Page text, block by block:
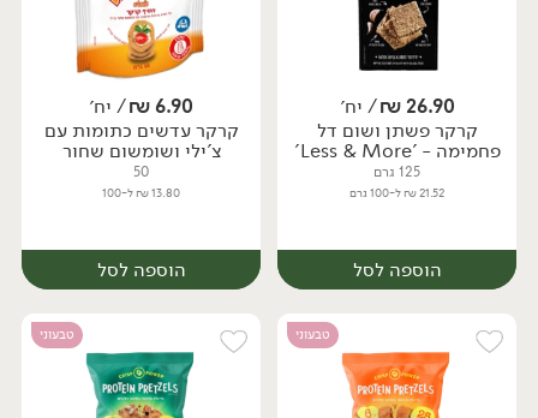
יח׳ יח׳
26.90
₪/ יח׳
קרקר פשתן ושום דל
פחמימה - 'Less & More'
125 גרם
21.52 ₪ ל-100 גרם
הוספה לסל
6.90
₪/ יח׳
קרקר עדשים כתומות עם
צ'ילי ושומשום שחור
50
13.80 ₪ ל-100
הוספה לסל
טבעוני טבעוני